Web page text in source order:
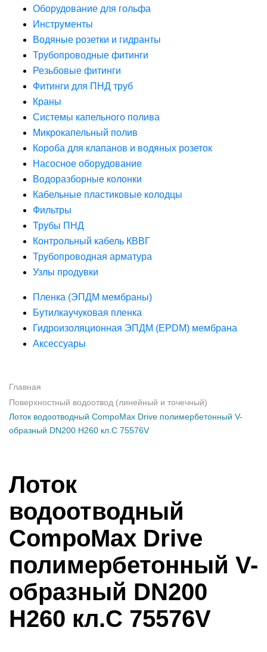
Оборудование для гольфа
Инструменты
Водяные розетки и гидранты
Трубопроводные фитинги
Резьбовые фитинги
Фитинги для ПНД труб
Краны
Системы капельного полива
Микрокапельный полив
Короба для клапанов и водяных розеток
Насосное оборудование
Водоразборные колонки
Кабельные пластиковые колодцы
Фильтры
Трубы ПНД
Контрольный кабель КВВГ
Трубопроводная арматура
Узлы продувки
Пленка (ЭПДМ мембраны)
Бутилкаучуковая пленка
Гидроизоляционная ЭПДМ (EPDM) мембрана
Аксессуары
Главная
Поверхностный водоотвод (линейный и точечный)
Лоток водоотводный CompoMax Drive полимербетонный V-
образный DN200 H260 кл.С 75576V
Лоток
водоотводный
CompoMax Drive
полимербетонный V-
образный DN200
H260 кл.С 75576V